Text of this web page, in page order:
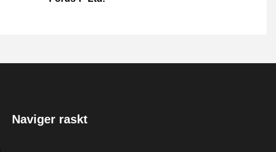
Naviger raskt